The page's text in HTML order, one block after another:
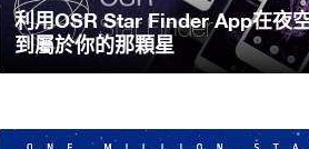
利用OSR Star Finder App在夜
到屬於你的那顆星